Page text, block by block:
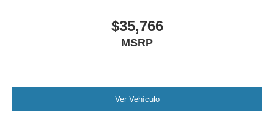
$35,766
MSRP
Ver Vehículo